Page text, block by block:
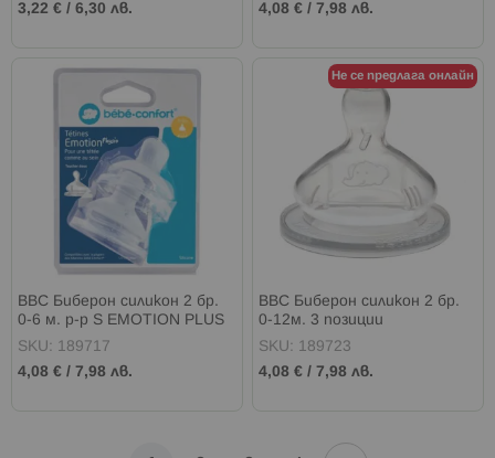
3,22 € / 6,30 лв.
4,08 € /7,98 лв.
BBC Биберон силикон 2 бр.
0-6 м. р-р S EMOTION PLUS
SKU: 189717
4,08 € / 7,98 лв.
Не се предлага онлайн
BBC Биберон силикон 2 бр.
0-12м. 3 позиции
SKU: 189723
4,08 € /7,98 лв.
Страница Страница
Напред